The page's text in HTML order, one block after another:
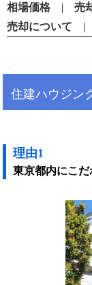
相場価格 売
売却について
住建ハウジン
理由1
東京都内にこ